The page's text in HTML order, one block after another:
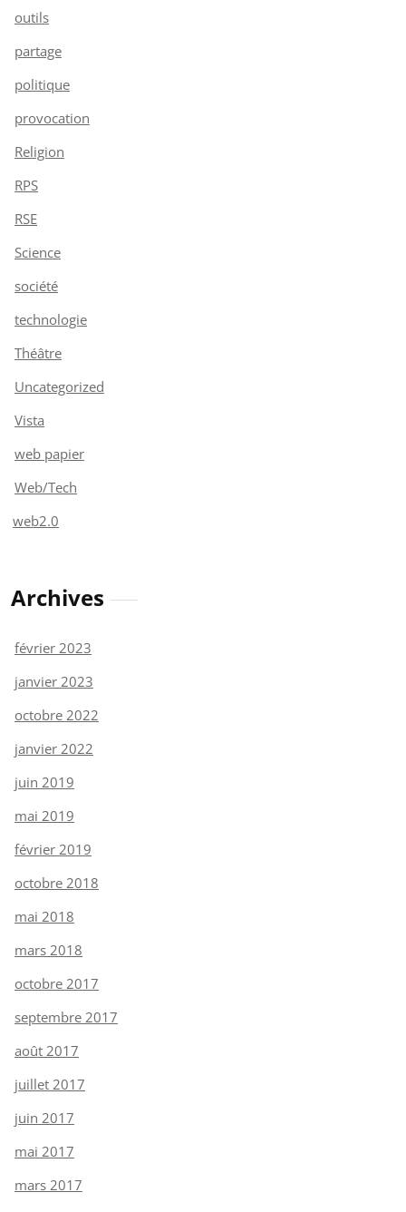
outils
partage
politique
provocation
Religion
RPS
RSE
Science
société
technologie
Théâtre
Uncategorized
Vista
web papier
Web/Tech
web2.0
Archives
février 2023
janvier 2023
octobre 2022
janvier 2022
juin 2019
mai 2019
février 2019
octobre 2018
mai 2018
mars 2018
octobre 2017
septembre 2017
août 2017
juillet 2017
juin 2017
mai 2017
mars 2017